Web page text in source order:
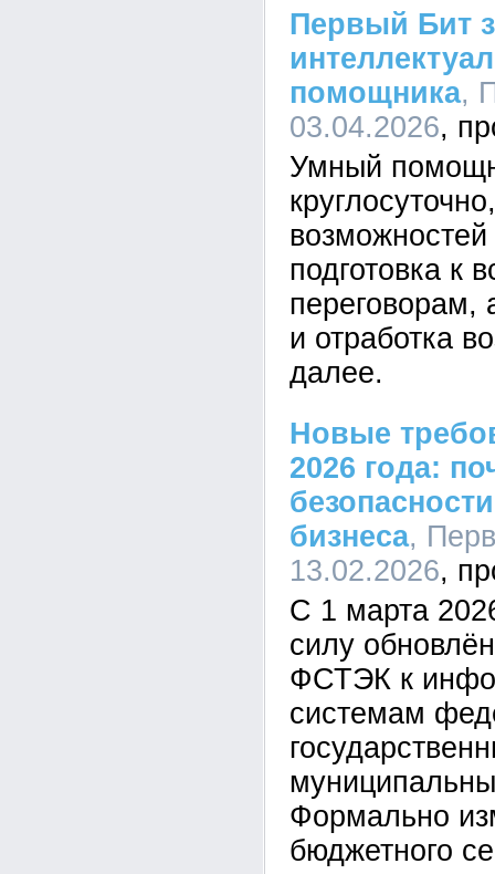
Первый Бит
помощника,
03.04.2026
Умный
возможностей
подготовка к
переговорам,
и отработка
далее.
Новые
2026 года:
бизнеса,
13.02.2026
С 1 марта
силу
ФСТЭК к
системам
Формально
бюджетного